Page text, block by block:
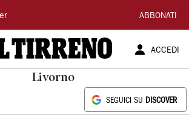
ABBONATI
ACCEDI
Livorno
SEGUICI SU DISCOVER